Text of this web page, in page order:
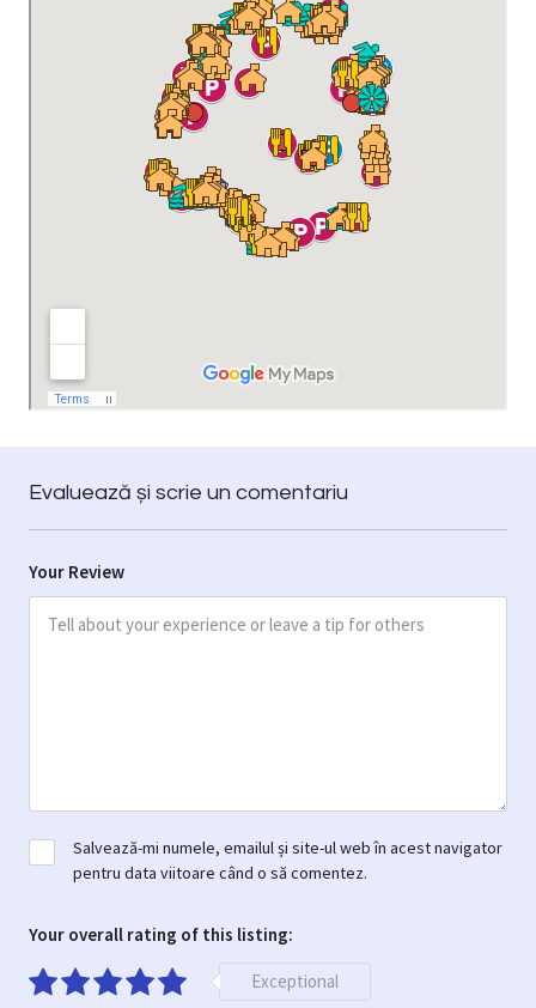
Evaluează și scrie un comentariu
Your Review
Salvează-mi numele, emailul și site-ul web în acest navigator
pentru data viitoare când o să comentez.
Your overall rating of this listing:
Exceptional